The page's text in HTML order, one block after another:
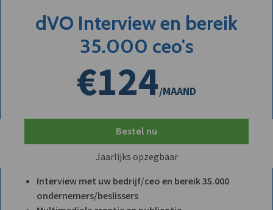
dVO Interview en bereik
35.000 ceo's
€124/MAAND
Bestel nu
Jaarlijks opzegbaar
Interview met uw bedrijf/ceo en bereik 35.000
ondernemers/beslissers